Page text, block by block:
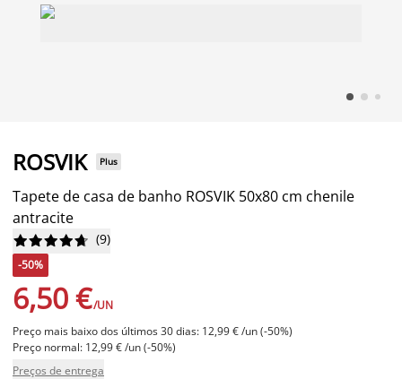
ROSVIK Plus
Tapete de casa de banho ROSVIK 50x80 cm chenile
antracite





 (9)
-50%
6,50 €/UN
Preço mais baixo dos últimos 30 dias: 12,99 € /un (-50%)
Preço normal: 12,99 € /un (-50%)
Preços de entrega